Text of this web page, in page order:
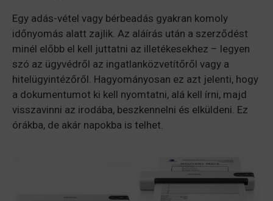
Egy adás-vétel vagy bérbeadás gyakran komoly
időnyomás alatt zajlik. Az aláírás után a szerződést
minél előbb el kell juttatni az illetékesekhez – legyen
szó az ügyvédről az ingatlanközvetítőről vagy a
hitelügyintézőről. Hagyományosan ez azt jelenti, hogy
a dokumentumot ki kell nyomtatni, alá kell írni, majd
visszavinni az irodába, beszkennelni és elküldeni. Ez
órákba, de akár napokba is telhet.